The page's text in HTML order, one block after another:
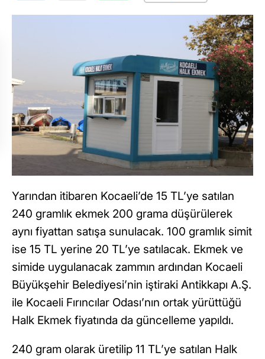
Yarından itibaren Kocaeli’de 15 TL’ye satılan
240 gramlık ekmek 200 grama düşürülerek
aynı fiyattan satışa sunulacak. 100 gramlık simit
ise 15 TL yerine 20 TL’ye satılacak. Ekmek ve
simide uygulanacak zammın ardından Kocaeli
Büyükşehir Belediyesi’nin iştiraki Antikkapı A.Ş.
ile Kocaeli Fırıncılar Odası’nın ortak yürüttüğü
Halk Ekmek fiyatında da güncelleme yapıldı.
240 gram olarak üretilip 11 TL’ye satılan Halk